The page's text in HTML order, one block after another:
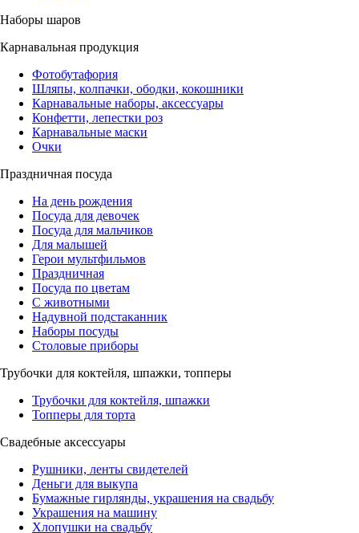
Наборы шаров
Карнавальная продукция
Фотобутафория
Шляпы, колпачки, ободки, кокошники
Карнавальные наборы, аксессуары
Конфетти, лепестки роз
Карнавальные маски
Очки
Праздничная посуда
На день рождения
Посуда для девочек
Посуда для мальчиков
Для малышей
Герои мультфильмов
Праздничная
Посуда по цветам
С животными
Надувной подстаканник
Наборы посуды
Столовые приборы
Трубочки для коктейля, шпажки, топперы
Трубочки для коктейля, шпажки
Топперы для торта
Свадебные аксессуары
Рушники, ленты свидетелей
Деньги для выкупа
Бумажные гирлянды, украшения на свадьбу
Украшения на машину
Хлопушки на свадьбу